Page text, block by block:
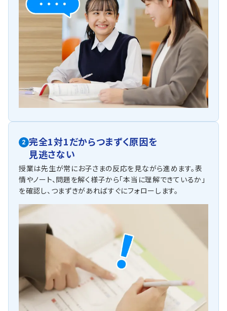
2 完全1対1だからつまずく原因を
見逃さない
授業は先生が常にお子さまの反応を見ながら進めます。表
情やノート、問題を解く様子から「本当に理解できているか」
を確認し、つまずきがあればすぐにフォローします。